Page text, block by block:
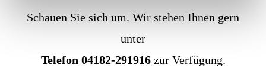
Schauen Sie sich um. Wir stehen Ihnen gern
unter
Telefon 04182-291916zur Verfügung.